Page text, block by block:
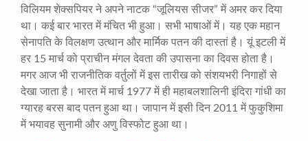
विलियम शेक्सपियर ने अपने नाटक “जूलियस सीजर” में अमर कर दिया
था। कई बार भारत में मंचित भी हुआ। सभी भाषाओं में। यह एक महान
सेनापति के विलक्षण उत्थान और मार्मिक पतन की दास्तां है। यूं इटली में
हर 15 मार्च को प्राचीन मंगल देवता की उपासना का दिवस होता है।
मगर आज भी राजनीतिक वर्तुलों में इस तारीख को संशयभरी निगाहों से
देखा जाता है। भारत में मार्च 1977 में ही महाबलशालिनी इंदिरा गांधी का
ग्यारह बरस बाद पतन हुआ था। जापान में इसी दिन 2011 में फुकुशिमा
में भयावह सुनामी और अणु विस्फोट हुआ था।